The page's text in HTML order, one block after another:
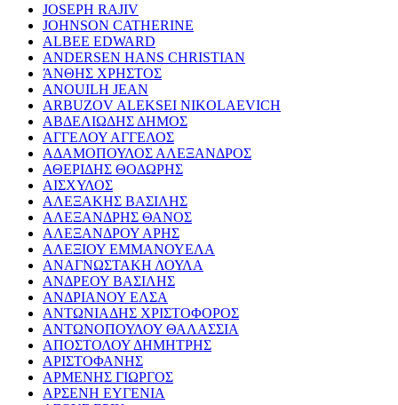
JOSEPH RAJIV
JOHNSON CATHERINE
ALBEE EDWARD
ANDERSEN HANS CHRISTIAN
ΆΝΘΗΣ ΧΡΗΣΤΟΣ
ANOUILH JEAN
ARBUZOV ALEKSEI NIKOLAEVICH
ΑΒΔΕΛΙΩΔΗΣ ΔΗΜΟΣ
ΑΓΓΕΛΟΥ ΑΓΓΕΛΟΣ
ΑΔΑΜΟΠΟΥΛΟΣ ΑΛΕΞΑΝΔΡΟΣ
ΑΘΕΡΙΔΗΣ ΘΟΔΩΡΗΣ
ΑΙΣΧΥΛΟΣ
ΑΛΕΞΑΚΗΣ ΒΑΣΙΛΗΣ
ΑΛΕΞΑΝΔΡΗΣ ΘΑΝΟΣ
ΑΛΕΞΑΝΔΡΟΥ ΑΡΗΣ
ΑΛΕΞΙΟΥ ΕΜΜΑΝΟΥΕΛΑ
ΑΝΑΓΝΩΣΤΑΚΗ ΛΟΥΛΑ
ΑΝΔΡΕΟΥ ΒΑΣΙΛΗΣ
ΑΝΔΡΙΑΝΟΥ ΕΛΣΑ
ΑΝΤΩΝΙΑΔΗΣ ΧΡΙΣΤΟΦΟΡΟΣ
ΑΝΤΩΝΟΠΟΥΛΟΥ ΘΑΛΑΣΣΙΑ
ΑΠΟΣΤΟΛΟΥ ΔΗΜΗΤΡΗΣ
ΑΡΙΣΤΟΦΑΝΗΣ
ΑΡΜΕΝΗΣ ΓΙΩΡΓΟΣ
ΑΡΣΕΝΗ ΕΥΓΕΝΙΑ